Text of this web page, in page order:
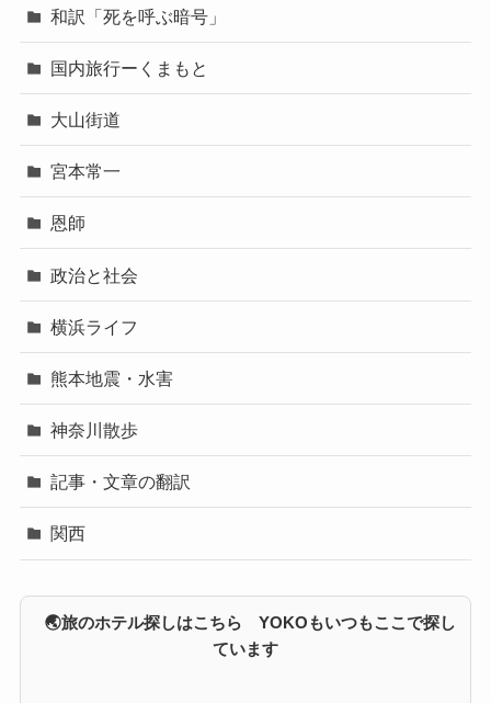
和訳「死を呼ぶ暗号」
国内旅行ーくまもと
大山街道
宮本常一
恩師
政治と社会
横浜ライフ
熊本地震・水害
神奈川散歩
記事・文章の翻訳
関西
🌏旅のホテル探しはこちら YOKOもいつもここで探し
ています